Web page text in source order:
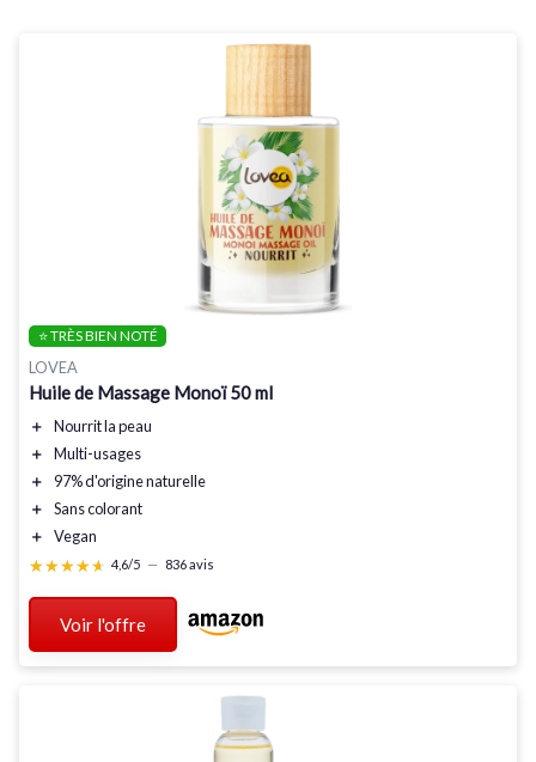
⭐ TRÈS BIEN NOTÉ
LOVEA
Huile de Massage Monoï 50 ml
＋ Nourritla peau
＋
Multi-usages
＋
97% d'origine naturelle
＋
Sans colorant
＋
Vegan
★★★★★
★★★★★ 4,6/5 — 836 avis
Voir l'offre